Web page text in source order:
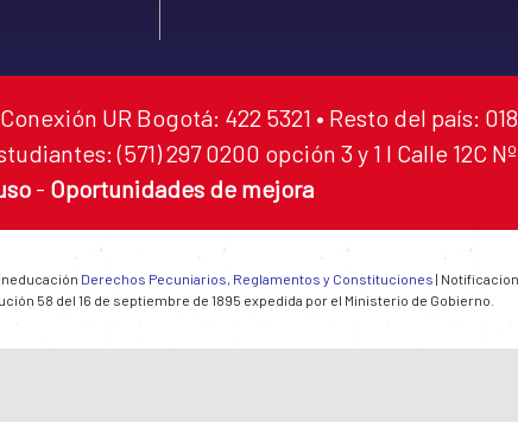
UR Bogotá: 422 5321 • Resto del país:
(571) 297 0200 opción 3 y 1 I Calle 12C
- Oportunidades de mejora
Derechos Pecuniarios, Reglamentos y Constituciones |
58 del 16 de septiembre de 1895 expedida por el Ministerio de Gobierno.